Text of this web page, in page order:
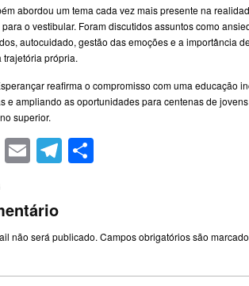
abordou um tema cada vez mais presente na
o vestibular. Foram discutidos assuntos como
autocuidado, gestão das emoções e a importância
trajetória própria.
reafirma o compromisso com uma educação
e ampliando as oportunidades para centenas de
superior.
WhatsApp
EmailTelegram
não será publicado.Campos obrigatórios são